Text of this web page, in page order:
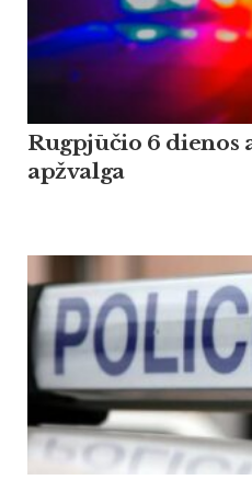
Rugpjūčio 6 dienos
apžvalga